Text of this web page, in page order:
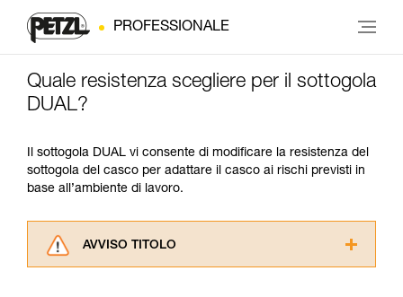
PROFESSIONALE
Quale resistenza scegliere per il sottogola
DUAL?
Il sottogola DUAL vi consente di modificare la resistenza del
sottogola del casco per adattare il casco ai rischi previsti in
base all’ambiente di lavoro.
AVVISO TITOLO